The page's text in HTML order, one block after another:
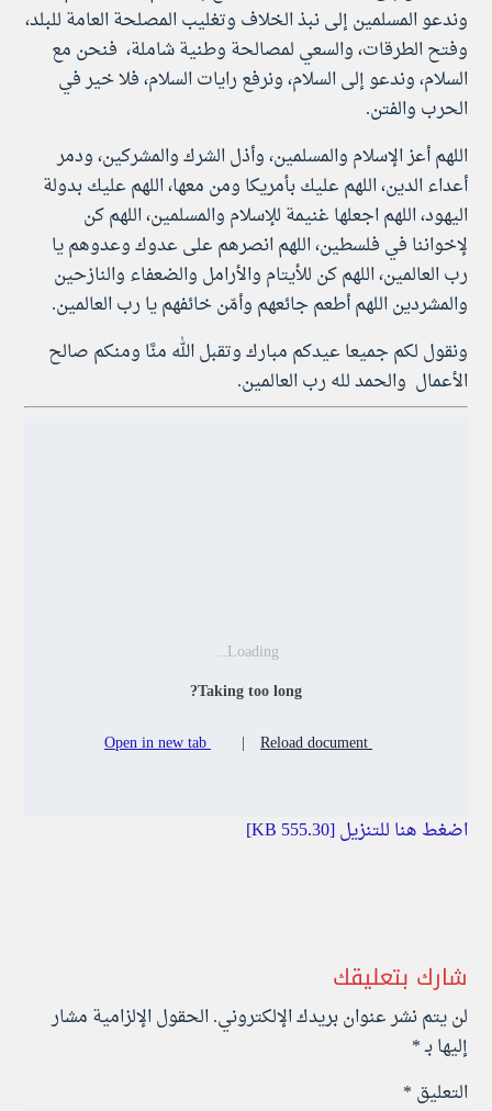
وندعو المسلمين إلى نبذ الخلاف وتغليب المصلحة العامة للبلد،
وفتح الطرقات، والسعي لمصالحة وطنية شاملة، فنحن مع
السلام، وندعو إلى السلام، ونرفع رايات السلام، فلا خير في
الحرب والفتن.
اللهم أعز الإسلام والمسلمين، وأذل الشرك والمشركين، ودمر
أعداء الدين، اللهم عليك بأمريكا ومن معها، اللهم عليك بدولة
اليهود، اللهم اجعلها غنيمة للإسلام والمسلمين، اللهم كن
لإخواننا في فلسطين، اللهم انصرهم على عدوك وعدوهم يا
رب العالمين، اللهم كن للأيتام والأرامل والضعفاء والنازحين
والمشردين اللهم أطعم جائعهم وأمّن خائفهم يا رب العالمين.
ونقول لكم جميعا عيدكم مبارك وتقبل الله منَّا ومنكم صالح
الأعمال والحمد لله رب العالمين.
Loading...
Taking too long?
Reload document
|
Open in new tab
اضغط هنا للتنزيل [555.30 KB]
شارك بتعليقك
لن يتم نشر عنوان بريدك الإلكتروني.الحقول الإلزامية مشار
إليها بـ*
التعليق *